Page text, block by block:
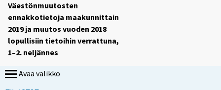
Väestönmuutosten
ennakkotietoja maakunnittain
2019 ja muutos vuoden 2018
lopullisiin tietoihin verrattuna,
1–2. neljännes
Avaa valikko